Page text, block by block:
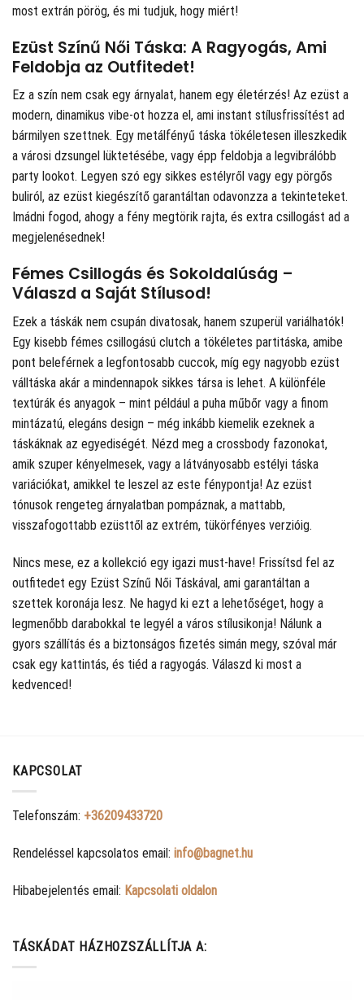
most extrán pörög, és mi tudjuk, hogy miért!
Ezüst Színű Női Táska: A Ragyogás, Ami
Feldobja az Outfitedet!
Ez a szín nem csak egy árnyalat, hanem egy életérzés! Az ezüst a
modern, dinamikus vibe-ot hozza el, ami instant stílusfrissítést ad
bármilyen szettnek. Egy metálfényű táska tökéletesen illeszkedik
a városi dzsungel lüktetésébe, vagy épp feldobja a legvibrálóbb
party lookot. Legyen szó egy sikkes estélyről vagy egy pörgős
buliról, az ezüst kiegészítő garantáltan odavonzza a tekinteteket.
Imádni fogod, ahogy a fény megtörik rajta, és extra csillogást ad a
megjelenésednek!
Fémes Csillogás és Sokoldalúság –
Válaszd a Saját Stílusod!
Ezek a táskák nem csupán divatosak, hanem szuperül variálhatók!
Egy kisebb fémes csillogású clutch a tökéletes partitáska, amibe
pont beleférnek a legfontosabb cuccok, míg egy nagyobb ezüst
válltáska akár a mindennapok sikkes társa is lehet. A különféle
textúrák és anyagok – mint például a puha műbőr vagy a finom
mintázatú, elegáns design – még inkább kiemelik ezeknek a
táskáknak az egyediségét. Nézd meg a crossbody fazonokat,
amik szuper kényelmesek, vagy a látványosabb estélyi táska
variációkat, amikkel te leszel az este fénypontja! Az ezüst
tónusok rengeteg árnyalatban pompáznak, a mattabb,
visszafogottabb ezüsttől az extrém, tükörfényes verzióig.
Nincs mese, ez a kollekció egy igazi must-have! Frissítsd fel az
outfitedet egy Ezüst Színű Női Táskával, ami garantáltan a
szettek koronája lesz. Ne hagyd ki ezt a lehetőséget, hogy a
legmenőbb darabokkal te legyél a város stílusikonja! Nálunk a
gyors szállítás és a biztonságos fizetés simán megy, szóval már
csak egy kattintás, és tiéd a ragyogás. Válaszd ki most a
kedvenced!
KAPCSOLAT
Telefonszám: +36209433720
Rendeléssel kapcsolatos email: info@bagnet.hu
Hibabejelentés email: Kapcsolati oldalon
TÁSKÁDAT HÁZHOZSZÁLLÍTJA A: